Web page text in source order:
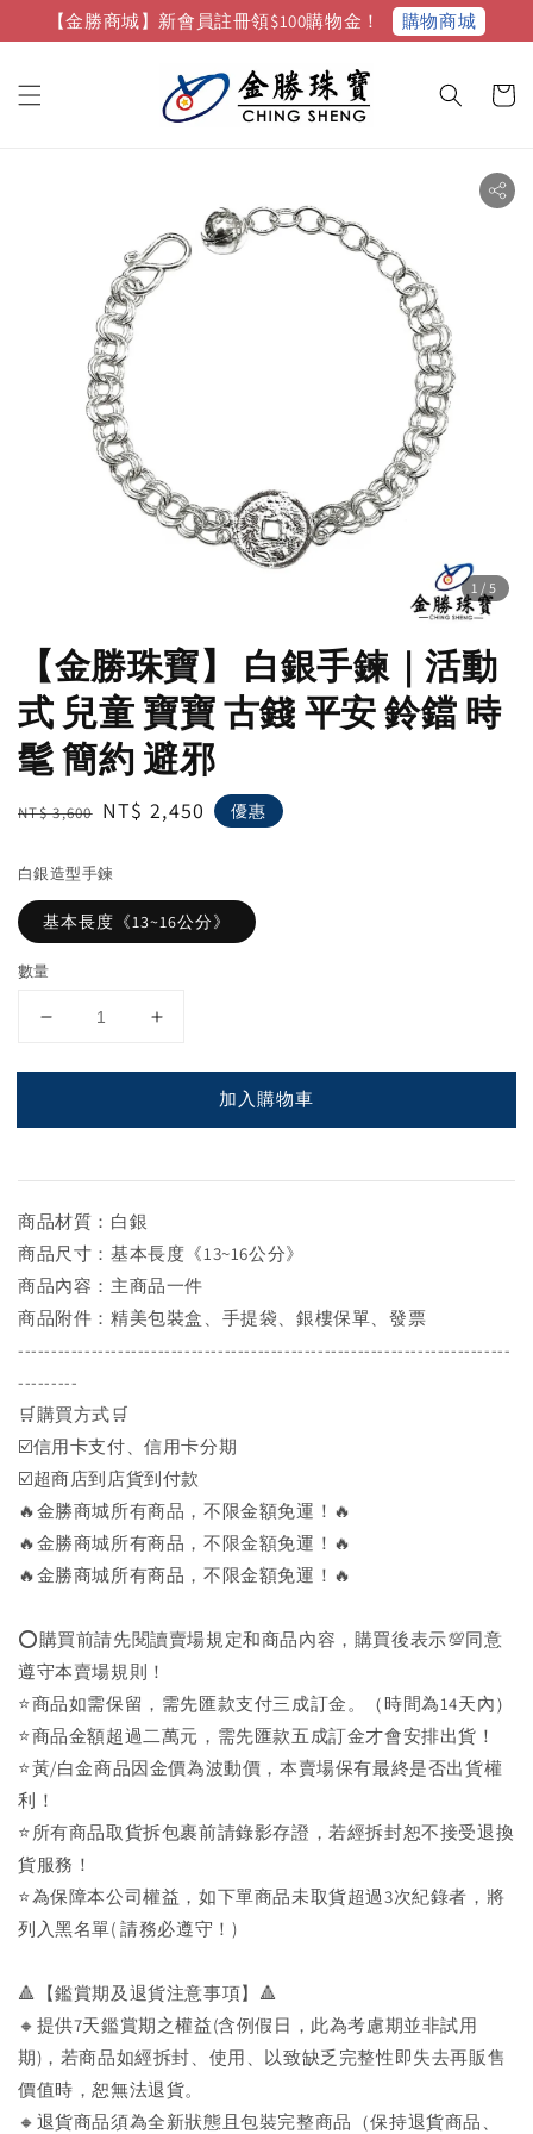
【金勝商城】新會員註冊領$100購物金！ 購物商城
1 /5
【金勝珠寶】 白銀手鍊｜活動
式 兒童 寶寶 古錢 平安 鈴鐺 時
髦 簡約 避邪
Regular
NT$ 3,600 Sale
NT$ 2,450 優惠
白銀造型手鍊
基本長度《13~16公分》
數量
加入購物車
商品材質：白銀
商品尺寸：基本長度《13~16公分》
商品內容：主商品一件
商品附件：精美包裝盒、手提袋、銀樓保單、發票
--------------------------------------------------------------------------
---------
🛒購買方式🛒
☑️信用卡支付、信用卡分期
☑️超商店到店貨到付款
🔥金勝商城所有商品，不限金額免運！🔥
🔥金勝商城所有商品，不限金額免運！🔥
🔥金勝商城所有商品，不限金額免運！🔥
⭕購買前請先閱讀賣場規定和商品內容，購買後表示💯同意
遵守本賣場規則！
⭐商品如需保留，需先匯款支付三成訂金。（時間為14天內）
⭐商品金額超過二萬元，需先匯款五成訂金才會安排出貨！
⭐黃/白金商品因金價為波動價，本賣場保有最終是否出貨權
利！
⭐️所有商品取貨拆包裹前請錄影存證，若經拆封恕不接受退換
貨服務！
⭐為保障本公司權益，如下單商品未取貨超過3次紀錄者，將
列入黑名單( 請務必遵守！)
🔺【鑑賞期及退貨注意事項】🔺
🔸提供7天鑑賞期之權益(含例假日，此為考慮期並非試用
期)，若商品如經拆封、使用、以致缺乏完整性即失去再販售
價值時，恕無法退貨。
🔸退貨商品須為全新狀態且包裝完整商品（保持退貨商品、